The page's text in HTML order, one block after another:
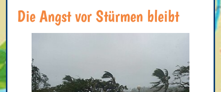
Die Angst vor Stürmen bleibt